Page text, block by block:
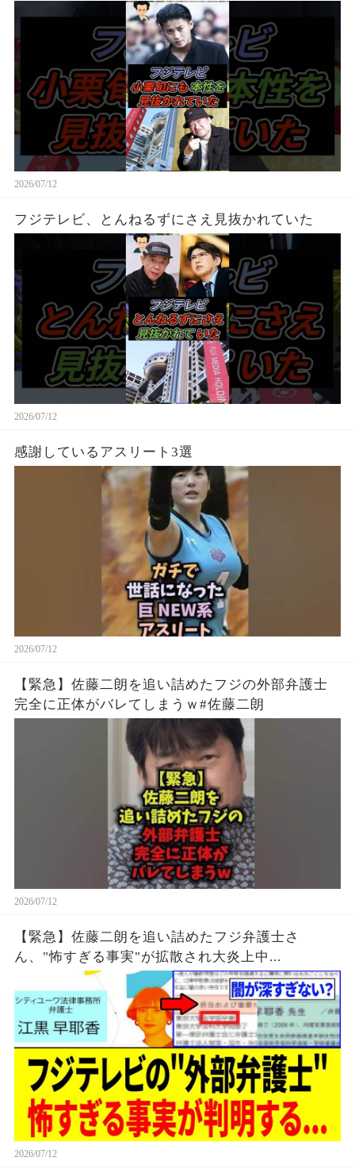
2026/07/12
フジテレビ、とんねるずにさえ見抜かれていた
2026/07/12
感謝しているアスリート3選
2026/07/12
【緊急】佐藤二朗を追い詰めたフジの外部弁護士
完全に正体がバレてしまうｗ#佐藤二朗
2026/07/12
【緊急】佐藤二朗を追い詰めたフジ弁護士さ
ん、"怖すぎる事実"が拡散され大炎上中...
2026/07/12